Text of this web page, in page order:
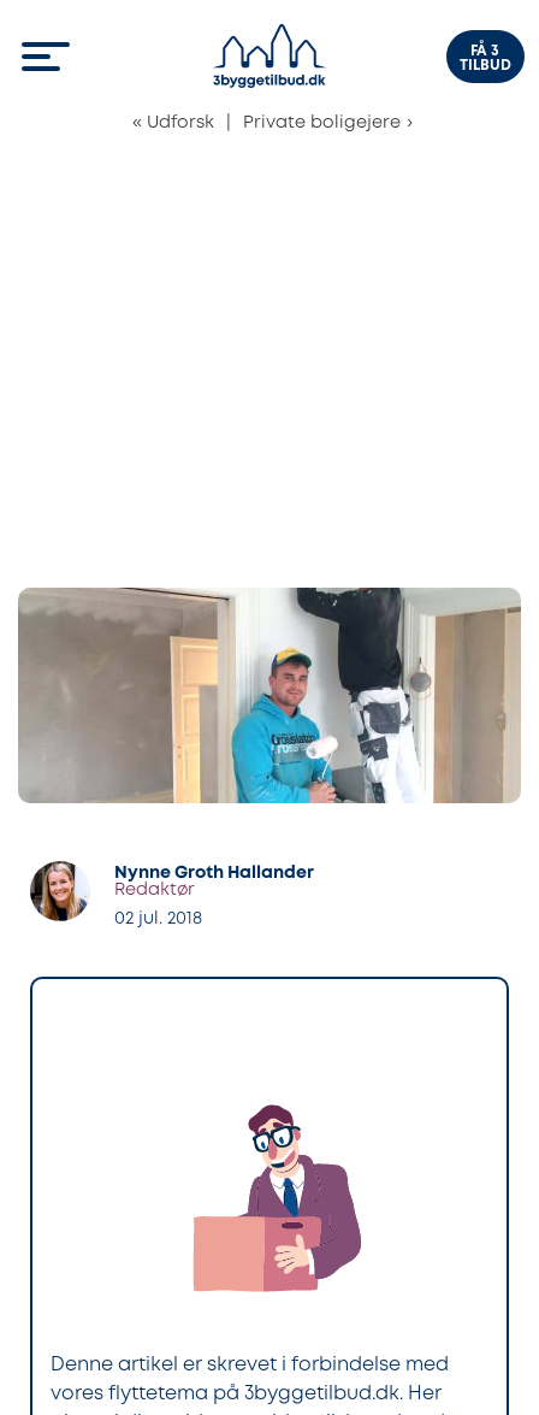
FÅ 3
TILBUD
« Udforsk Private boligejere ›
Nynne Groth Hallander
Redaktør
02 jul. 2018
Denne artikel er skrevet i forbindelse med
vores flyttetema på 3byggetilbud.dk. Her